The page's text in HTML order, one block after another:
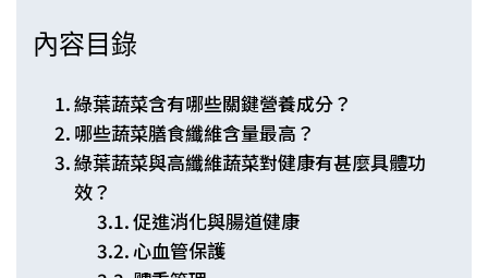
內容目錄
綠葉蔬菜含有哪些關鍵營養成分？
哪些蔬菜膳食纖維含量最高？
綠葉蔬菜與高纖維蔬菜對健康有甚麼具體功
效？
促進消化與腸道健康
心血管保護